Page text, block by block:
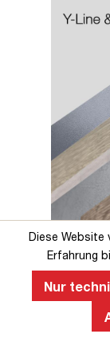
Ein
gesundes
Rücken- und
Diese Website
Erfahrung
Nur